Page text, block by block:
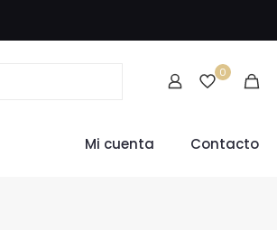
0
Mi cuenta Contacto